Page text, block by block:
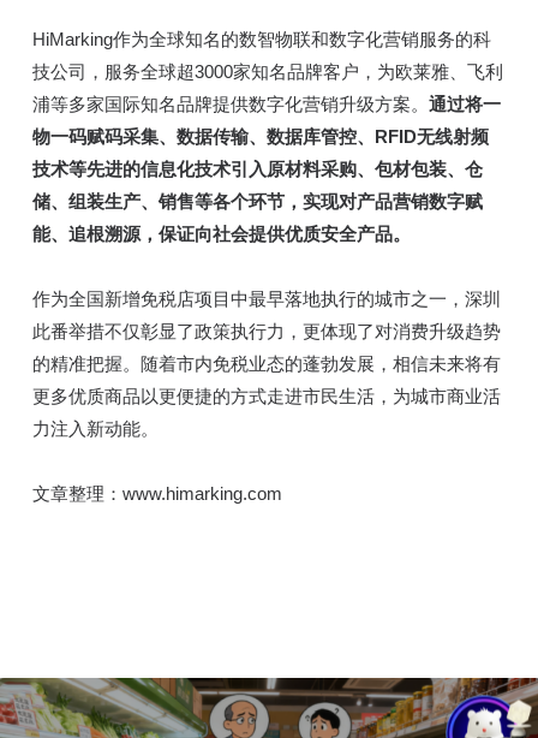
HiMarking作为全球知名的数智物联和数字化营销服务的科
技公司，服务全球超3000家知名品牌客户，为欧莱雅、飞利
浦等多家国际知名品牌提供数字化营销升级方案。 通过将一
物一码赋码采集、数据传输、数据库管控、RFID无线射频
技术等先进的信息化技术引入原材料采购、包材包装、仓
储、组装生产、销售等各个环节，实现对产品营销数字赋
能、追根溯源，保证向社会提供优质安全产品。
作为全国新增免税店项目中最早落地执行的城市之一，深圳
此番举措不仅彰显了政策执行力，更体现了对消费升级趋势
的精准把握。随着市内免税业态的蓬勃发展，相信未来将有
更多优质商品以更便捷的方式走进市民生活，为城市商业活
力注入新动能。
文章整理：www.himarking.com